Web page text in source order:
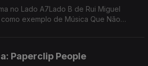
no Lado A7Lado B de Rui Miguel
exemplo de Música Que Não
Paperclip People